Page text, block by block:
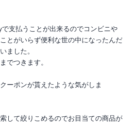
支払うことが出来るのでコンビニや
とがいらず便利な世の中になったんだ
ました。
でつきます。
ーポンが貰えたような気がしま
して絞りこめるのでお目当ての商品が